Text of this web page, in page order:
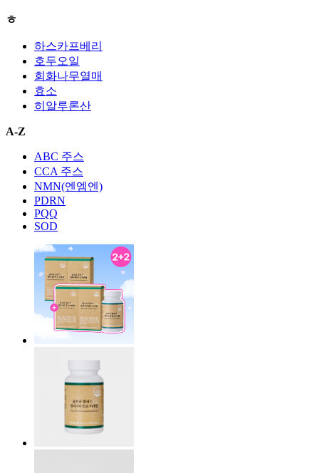
ㅎ
하스카프베리
호두오일
회화나무열매
효소
히알루론산
A-Z
ABC 주스
CCA 주스
NMN(엔엠엔)
PDRN
PQQ
SOD